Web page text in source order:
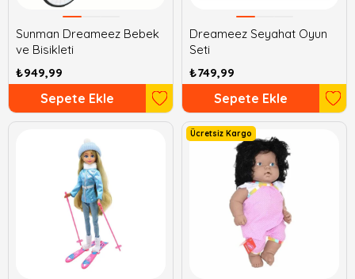
Sunman Dreameez Bebek
ve Bisikleti
₺949,99
Sepete Ekle
Dreameez Seyahat Oyun
Seti
₺749,99
Sepete Ekle
Ücretsiz Kargo